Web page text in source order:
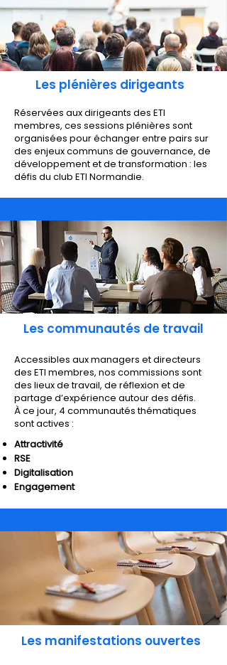
Les plénières dirigeants
Réservées aux dirigeants des ETI
membres, ces sessions plénières sont
organisées pour échanger entre pairs sur
des enjeux communs de gouvernance, de
développement et de transformation : les
défis du club ETI Normandie.
Les communautés de travail
Accessibles aux managers et directeurs
des ETI membres, nos commissions sont
des lieux de travail, de réflexion et de
partage d’expérience autour des défis.
À ce jour, 4 communautés thématiques
sont actives :
Attractivité
RSE
Digitalisation
Engagement
Les manifestations ouvertes